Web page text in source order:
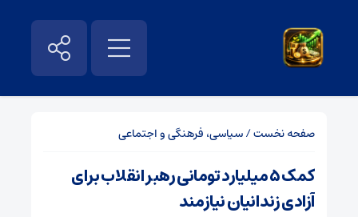
صفحه نخست/سیاسی، فرهنگی و اجتماعی
کمک ۵ میلیارد تومانی رهبر انقلاب برای
آزادی زندانیان نیازمند